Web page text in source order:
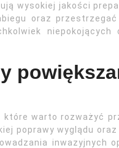
wysokiej jakości
oraz
warto rozważyć
poprawy wyglądu
inwazyjnych